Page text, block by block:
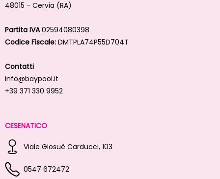
48015 - Cervia (RA)
Partita IVA02594080398
Codice Fiscale: DMTPLA74P55D704T
Contatti
info@baypool.it
+39 371 330 9952
CESENATICO
Viale Giosuè Carducci, 103
0547 672472